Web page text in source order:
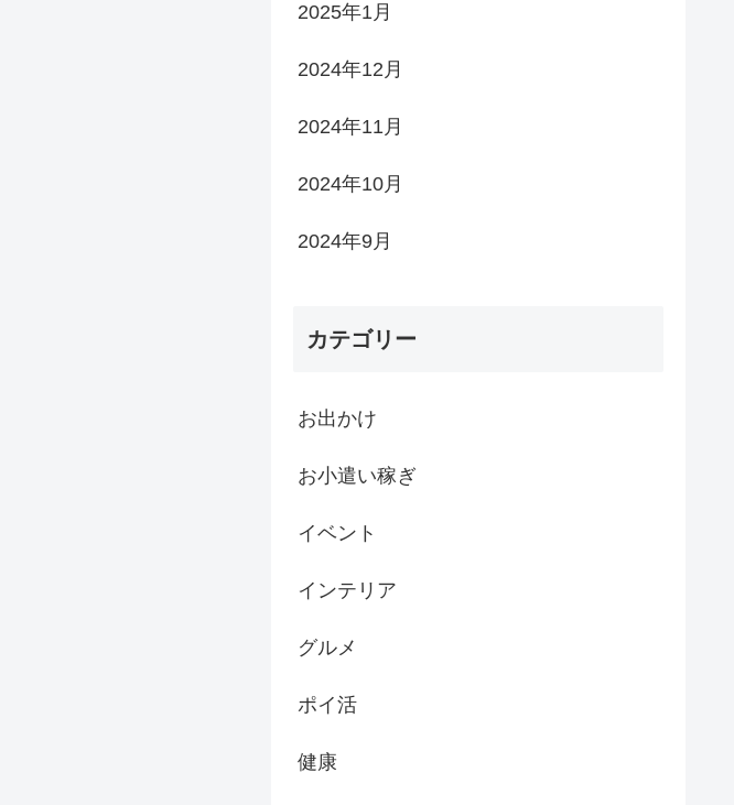
2025年1月
2024年12月
2024年11月
2024年10月
2024年9月
カテゴリー
お出かけ
お小遣い稼ぎ
イベント
インテリア
グルメ
ポイ活
健康